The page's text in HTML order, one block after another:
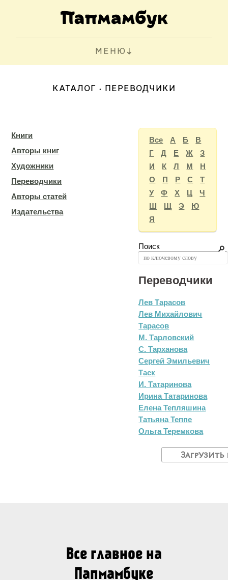
МЕНЮ
КАТАЛОГ ПЕРЕВОДЧИКИ
Книги
Авторы книг
Художники
Переводчики
Авторы статей
Издательства
Все А Б
В
Г
Д Е Ж
З
И
К Л М
Н
О
П Р С
Т
У
Ф Х Ц
Ч
Ш
Щ Э
Ю
Я
Поиск
Переводчики
Лев Тарасов
Лев Михайлович
Тарасов
М. Тарловский
С. Тарханова
Сергей Эмильевич
Таск
И. Татаринова
Ирина Татаринова
Елена Тепляшина
Татьяна Теппе
Ольга Теремкова
Все главное на
Папмамбуке